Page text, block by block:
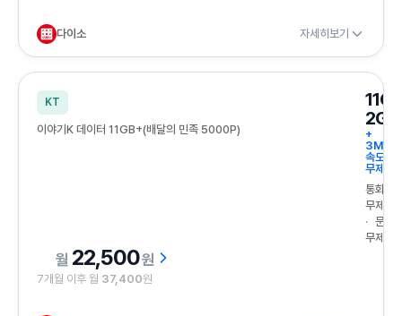
다이소 자세히보기
KT
이야기K 데이터 11GB+(배달의 민족 5000P)
2GB
+
속도
무제한
통화
무제한
문자
무제한
22,500원
7개월 이후 월 37,400원